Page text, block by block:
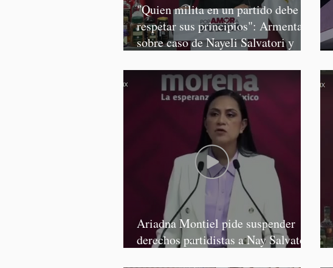
"Quien milita en un partido debe
respetar sus principios": Armenta,
sobre caso de Nayeli Salvatori y
Ariadna Montiel pide suspender
derechos partidistas a Nay Salvatori